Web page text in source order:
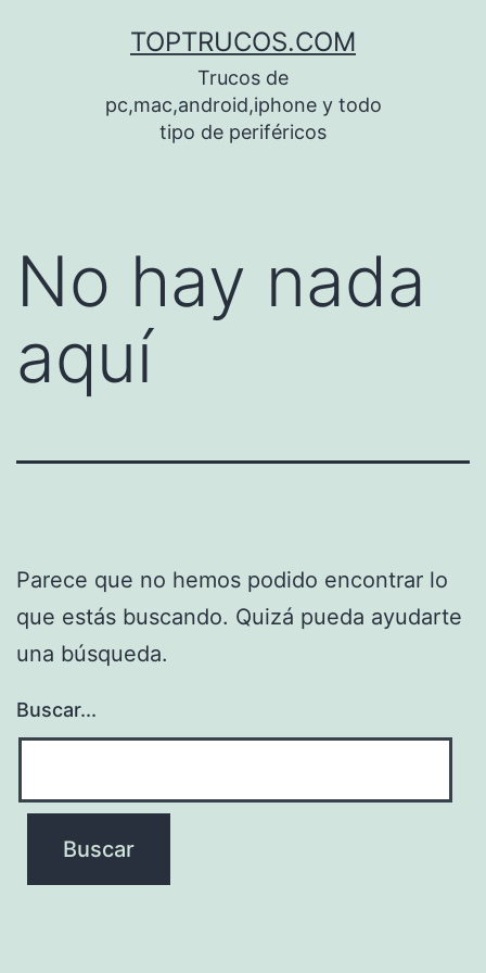
TOPTRUCOS.COM
Trucos de
pc,mac,android,iphone y todo
tipo de periféricos
No hay nada
aquí
Parece que no hemos podido encontrar lo
que estás buscando. Quizá pueda ayudarte
una búsqueda.
Buscar...